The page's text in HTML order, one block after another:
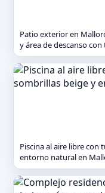
Patio exterior en
y área de descanso
Piscina al aire libre con
entorno natural en